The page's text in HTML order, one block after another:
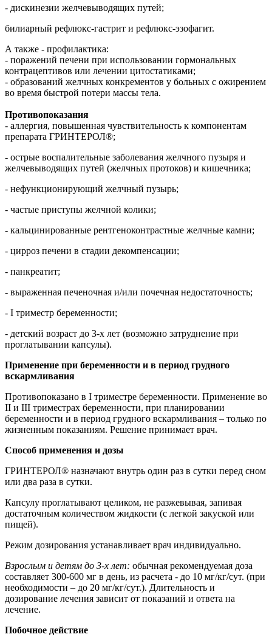
- дискинезии желчевыводящих путей;
билиарный рефлюкс-гастрит и рефлюкс-эзофагит.
А также - профилактика:
- поражений печени при использовании гормональных
контрацептивов или лечении цитостатиками;
- образований желчных конкрементов у больных с ожирением
во время быстрой потери массы тела.
Противопоказания
- аллергия, повышенная чувствительность к компонентам
препарата ГРИНТЕРОЛ®;
- острые воспалительные заболевания желчного пузыря и
желчевыводящих путей (желчных протоков) и кишечника;
- нефункционирующий желчный пузырь;
- частые приступы желчной колики;
- кальцинированные рентгеноконтрастные желчные камни;
- цирроз печени в стадии декомпенсации;
- панкреатит;
- выраженная печеночная и/или почечная недостаточность;
- I триместр беременности;
- детский возраст до 3-х лет (возможно затруднение при
проглатывании капсулы).
Применение при беременности и в период грудного
вскармливания
Противопоказано в I триместре беременности. Применение во
II и III триместрах беременности, при планировании
беременности и в период грудного вскармливания – только по
жизненным показаниям. Решение принимает врач.
Способ применения и дозы
ГРИНТЕРОЛ® назначают внутрь один раз в сутки перед сном
или два раза в сутки.
Капсулу проглатывают целиком, не разжевывая, запивая
достаточным количеством жидкости (с легкой закуской или
пищей).
Режим дозирования устанавливает врач индивидуально.
Взрослым и детям до 3-х лет: обычная рекомендуемая доза
составляет 300-600 мг в день, из расчета - до 10 мг/кг/сут. (при
необходимости – до 20 мг/кг/сут.). Длительность и
дозирование лечения зависит от показаний и ответа на
лечение.
Побочное действие